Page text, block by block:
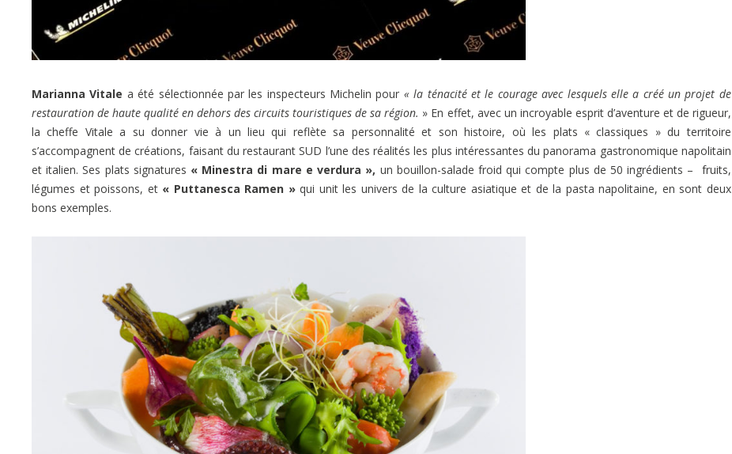
Marianna Vitale a été sélectionnée par les inspecteurs Michelin pour « la ténacité et le courage avec lesquels elle a créé un projet de
restauration de haute qualité en dehors des circuits touristiques de sa région. » En effet, avec un incroyable esprit d’aventure et de rigueur,
la cheffe Vitale a su donner vie à un lieu qui reflète sa personnalité et son histoire, où les plats « classiques » du territoire
s’accompagnent de créations, faisant du restaurant SUD l’une des réalités les plus intéressantes du panorama gastronomique napolitain
et italien. Ses plats signatures « Minestra di mare e verdura », un bouillon-salade froid qui compte plus de 50 ingrédients – fruits,
légumes et poissons, et « Puttanesca Ramen »qui unit les univers de la culture asiatique et de la pasta napolitaine, en sont deux
bons exemples.